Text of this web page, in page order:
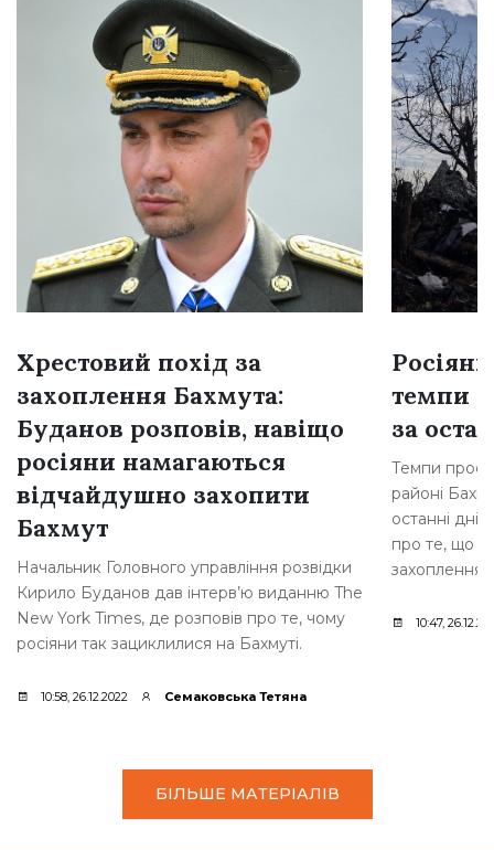
Хрестовий похід за
захоплення Бахмута:
Буданов розповів, навіщо
росіяни намагаються
відчайдушно захопити
Бахмут
Начальник Головного управління розвідки
Кирило Буданов дав інтерв’ю виданню The
New York Times, де розповів про те, чому
росіяни так зациклилися на Бахмуті.
10:58, 26.12.2022 Семаковська Тетяна
темпи
за
Темпи
районі
останні
про те, що
захоплення
10:47,
БІЛЬШЕ МАТЕРІАЛІВ